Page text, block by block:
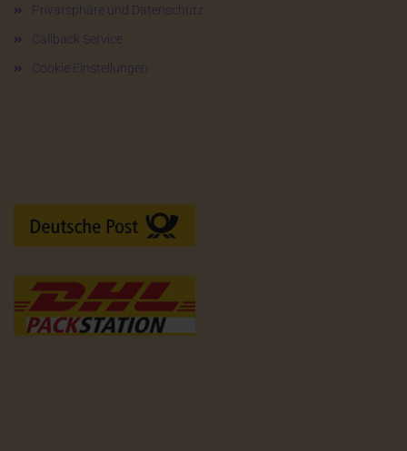
Privatsphäre und Datenschutz
Callback Service
Cookie Einstellungen